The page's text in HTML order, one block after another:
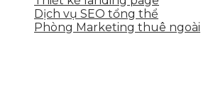
Dịch vụ SEO tổng thể
Phòng Marketing thuê ngoài